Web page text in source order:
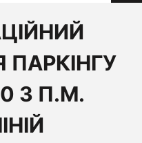
ПАРКІНГУ
3 П.М.